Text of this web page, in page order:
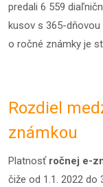
predali 6 559
kusov s 365-
o ročné známky je
Rozdiel
známkou
Platnosť ročnej e-
čiže od 1.1. 2022 do